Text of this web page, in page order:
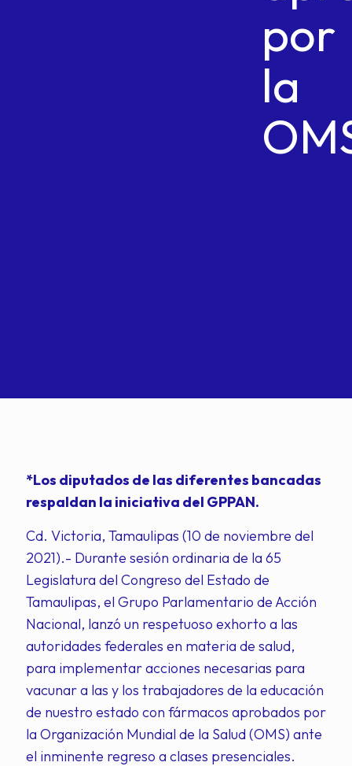
por
la
*Los diputados de las diferentes bancadas
respaldan la iniciativa del GPPAN.
Cd. Victoria, Tamaulipas (10 de noviembre del
2021).- Durante sesión ordinaria de la 65
Legislatura del Congreso del Estado de
Tamaulipas, el Grupo Parlamentario de Acción
Nacional, lanzó un respetuoso exhorto a las
autoridades federales en materia de salud,
para implementar acciones necesarias para
vacunar a las y los trabajadores de la educación
de nuestro estado con fármacos aprobados por
la Organización Mundial de la Salud (OMS) ante
el inminente regreso a clases presenciales.